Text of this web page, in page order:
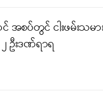
စပ်တွင် ငါးဖမ်းသမာ
ဦးဒဏ်ရာရ